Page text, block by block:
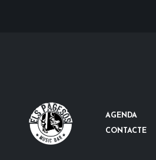
AGENDA
CONTACTE